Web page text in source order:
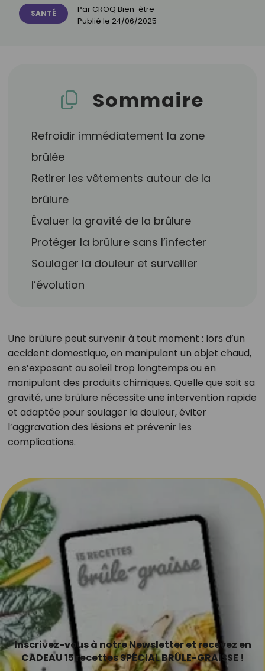
SANTÉ Par CROQ Bien-être
Publié le 24/06/2025
Sommaire
Refroidir immédiatement la zone
brûlée
Retirer les vêtements autour de la
brûlure
Évaluer la gravité de la brûlure
Protéger la brûlure sans l’infecter
Soulager la douleur et surveiller
l’évolution
Une brûlure peut survenir à tout moment : lors d’un
accident domestique, en manipulant un objet chaud,
en s’exposant au soleil trop longtemps ou en
manipulant des produits chimiques. Quelle que soit sa
gravité, une brûlure nécessite une intervention rapide
et adaptée pour soulager la douleur, éviter
l’aggravation des lésions et prévenir les
complications.
Inscrivez-vous à notre Newsletter et recevez en
CADEAU 15 recettes SPÉCIAL BRÛLE-GRAISSE !